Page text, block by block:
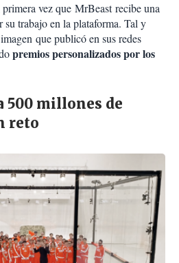
vez que MrBeast recibe una
su trabajo en la plataforma. Tal y
que publicó en sus redes
premios personalizados por los
500 millones de
reto